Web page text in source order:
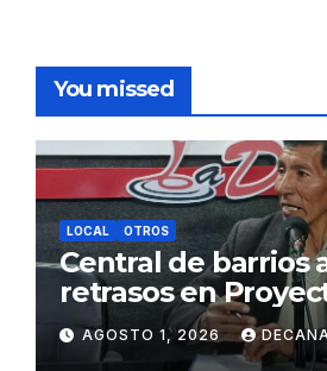
You missed
LOCAL OTROS
Central de barrios
retrasos en
de Agua y
Juliaca
AGOSTO 1, 2026